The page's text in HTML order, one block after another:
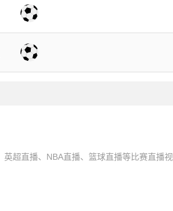
超直播、NBA直播、篮球直播等比赛直播视